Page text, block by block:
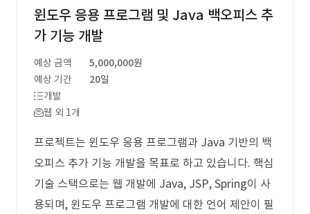
윈도우 응용 프로그램 및 Java 백오피스 추
가 기능 개발
예상 금액
5,000,000원
예상 기간
20일
개발
웹 외 1개
프로젝트는 윈도우 응용 프로그램과 Java 기반의 백
오피스 추가 기능 개발을 목표로 하고 있습니다. 핵심
기술 스택으로는 웹 개발에 Java, JSP, Spring이 사
용되며, 윈도우 프로그램 개발에 대한 언어 제안이 필